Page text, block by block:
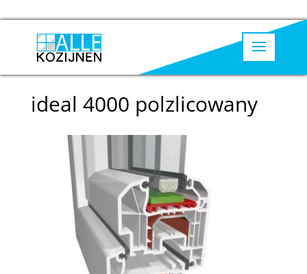
ideal 4000 polzlicowany